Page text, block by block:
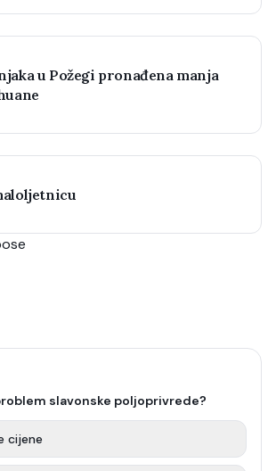
u Požegi pronađena manja
slavonske poljoprivrede?
cijene